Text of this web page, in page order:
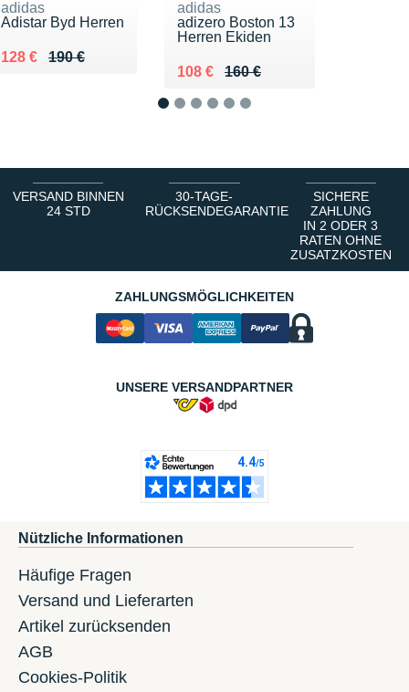
adidas
Adistar Byd Herren
190 €
Au lieu de 190 €
128 €
Vendu 128 €
adidas
adizero Boston 13
Herren Ekiden
160 €
Au lieu de 160 €
108 €
Vendu 108 €
VERSAND BINNEN
24 STD
30-TAGE-
RÜCKSENDEGARANTIE
SICHERE
ZAHLUNG
IN 2 ODER 3
RATEN OHNE
ZUSATZKOSTEN
ZAHLUNGSMÖGLICHKEITEN
UNSERE VERSANDPARTNER
Nützliche Informationen
Häufige Fragen
Versand und Lieferarten
Artikel zurücksenden
AGB
Cookies-Politik